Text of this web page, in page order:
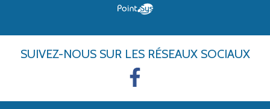
SUIVEZ-NOUS SUR LES RÉSEAUX SOCIAUX